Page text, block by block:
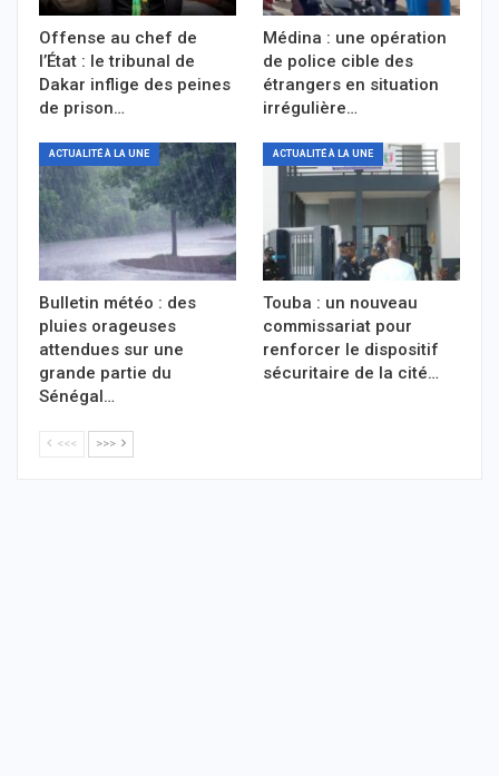
Offense au chef de
l’État : le tribunal de
Dakar inflige des peines
de prison…
Médina : une opération
de police cible des
étrangers en situation
irrégulière…
ACTUALITÉ À LA UNE
Bulletin météo : des
pluies orageuses
attendues sur une
grande partie du
Sénégal…
ACTUALITÉ À LA UNE
Touba : un nouveau
commissariat pour
renforcer le dispositif
sécuritaire de la cité…
<<< >>>